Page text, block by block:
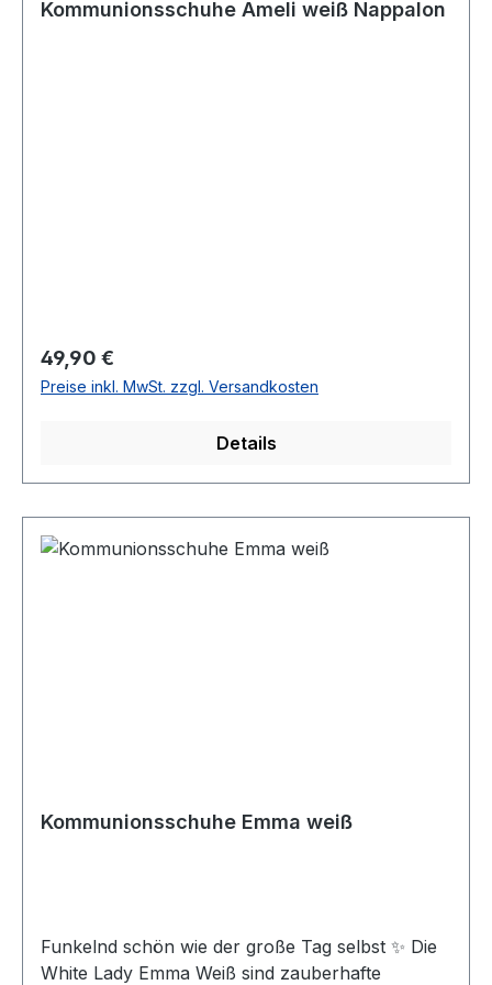
Kommunionsschuhe Ameli weiß Nappalon
Regulärer Preis:
49,90 €
Preise inkl. MwSt. zzgl. Versandkosten
Details
Kommunionsschuhe Emma weiß
Funkelnd schön wie der große Tag selbst ✨ Die
White Lady Emma Weiß sind zauberhafte